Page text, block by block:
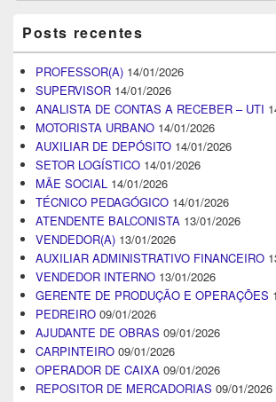
Posts recentes
PROFESSOR(A) 14/01/2026
SUPERVISOR 14/01/2026
ANALISTA DE CONTAS A RECEBER – UTI
MOTORISTA URBANO 14/01/2026
AUXILIAR DE DEPÓSITO 14/01/2026
SETOR LOGÍSTICO 14/01/2026
MÃE SOCIAL 14/01/2026
TÉCNICO PEDAGÓGICO 14/01/2026
ATENDENTE BALCONISTA 13/01/2026
VENDEDOR(A) 13/01/2026
AUXILIAR ADMINISTRATIVO FINANCEIRO
VENDEDOR INTERNO 13/01/2026
GERENTE DE PRODUÇÃO E OPERAÇÕES
PEDREIRO 09/01/2026
AJUDANTE DE OBRAS 09/01/2026
CARPINTEIRO 09/01/2026
OPERADOR DE CAIXA 09/01/2026
REPOSITOR DE MERCADORIAS 09/01/2026